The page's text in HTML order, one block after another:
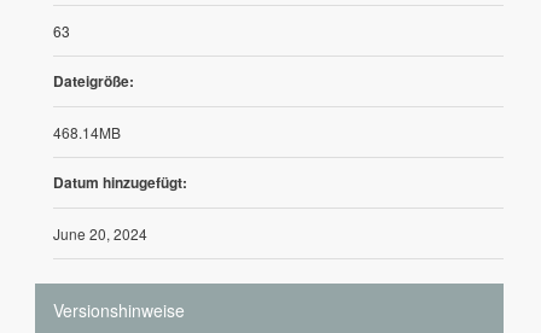
63
Dateigröße:
468.14MB
Datum hinzugefügt:
June 20, 2024
Versionshinweise